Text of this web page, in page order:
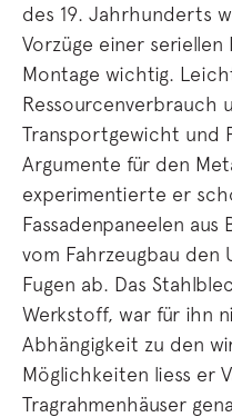
des 19. Jahrhunderts
Vorzüge einer
Montage wichtig.
Ressourcenverbrauch
Transportgewicht und
Argumente für den
experimentierte er
Fassadenpaneelen
vom Fahrzeugbau den
Fugen ab. Das
Werkstoff, war für ihn
Abhängigkeit zu den
Möglichkeiten liess er
Tragrahmenhäuser